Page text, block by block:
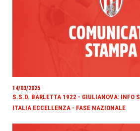
14/03/2025
S.S.D. BARLETTA 1922 - GIULIANOVA: INFO
ITALIA ECCELLENZA - FASE NAZIONALE